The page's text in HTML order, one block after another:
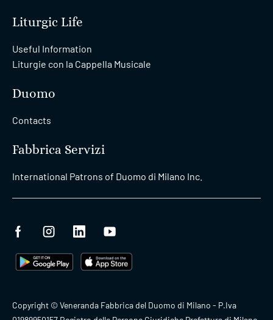
Liturgic Life
Useful Information
Liturgie con la Cappella Musicale
Duomo
Contacts
Fabbrica Servizi
International Patrons of Duomo di Milano Inc.
Copyright © Veneranda Fabbrica del Duomo di Milano - P.Iva